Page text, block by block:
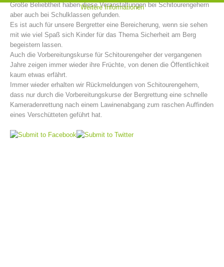
Große Beliebtheit haben diese Veranstaltungen bei Schitourengehern
aber auch bei Schulklassen gefunden.
Es ist auch für unsere Bergretter eine Bereicherung, wenn sie sehen
mit wie viel Spaß sich Kinder für das Thema Sicherheit am Berg
begeistern lassen.
Auch die Vorbereitungskurse für Schitourengeher der vergangenen
Jahre zeigen immer wieder ihre Früchte, von denen die Öffentlichkeit
kaum etwas erfährt.
Immer wieder erhalten wir Rückmeldungen von Schitourengehern,
dass nur durch die Vorbereitungskurse der Bergrettung eine schnelle
Kameradenrettung nach einem Lawinenabgang zum raschen Auffinden
eines Verschütteten geführt hat.
Weitere Informationen